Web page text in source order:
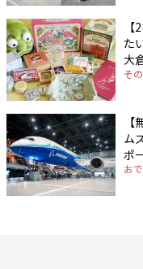
た
大
そ
ム
ポ
お